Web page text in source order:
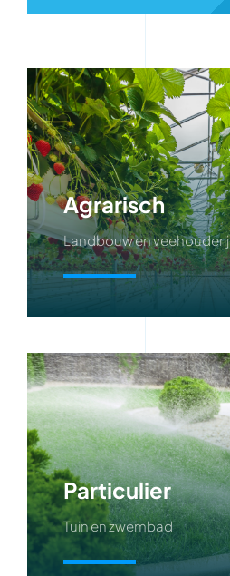
Agrarisch
Landbouw en veehouderij
Meer info
Particulier
Tuin en zwembad
Meer info